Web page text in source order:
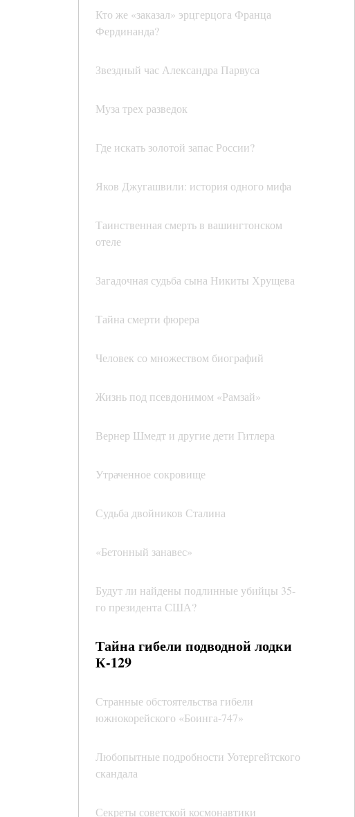
Кто же «заказал» эрцгерцога Франца
Фердинанда?
Звездный час Александра Парвуса
Муза трех разведок
Где искать золотой запас России?
Яков Джугашвили: история одного мифа
Таинственная смерть в вашингтонском
отеле
Загадочная судьба сына Никиты Хрущева
Тайна смерти фюрера
Человек со множеством биографий
Жизнь под псевдонимом «Рамзай»
Вернер Шмедт и другие дети Гитлера
Утраченное сокровище
Судьба двойников Сталина
«Бетонный занавес»
Будут ли найдены подлинные убийцы 35-
го президента США?
Тайна гибели подводной лодки
К-129
Странные обстоятельства гибели
южнокорейского «Боинга-747»
Любопытные подробности Уотергейтского
скандала
Секреты советской космонавтики